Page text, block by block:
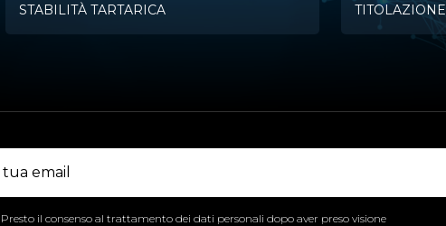
STABILITÀ TARTARICA TITOLAZIONE
Presto il consenso al trattamento dei dati personali dopo aver preso visione